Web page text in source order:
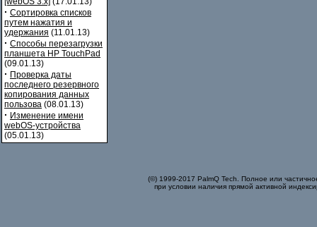
· Сортировка списков
путем нажатия и
удержания (11.01.13)
· Способы перезагрузки
планшета HP TouchPad
(09.01.13)
· Проверка даты
последнего резервного
копирования данных
пользова (08.01.13)
· Изменение имени
webOS-устройства
(05.01.13)
(©) 1999-2017 PalmQ Tech. Полное или
при условии наличия прямой активной